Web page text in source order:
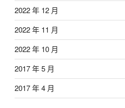
2022 年 12 月
2022 年 11 月
2022 年 10 月
2017 年 5 月
2017 年 4 月